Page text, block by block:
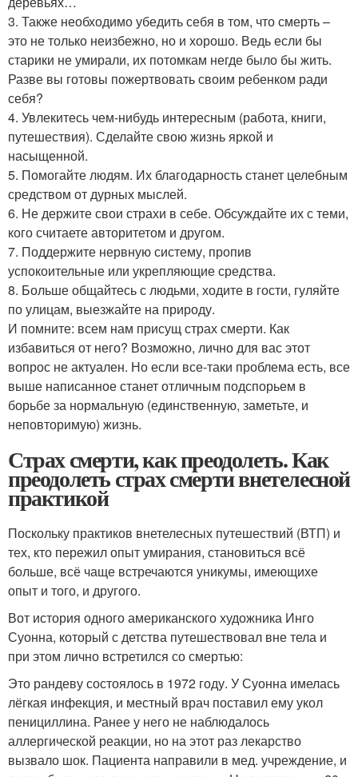
3. Также необходимо убедить себя в том, что смерть –
это не только неизбежно, но и хорошо. Ведь если бы
старики не умирали, их потомкам негде было бы жить.
Разве вы готовы пожертвовать своим ребенком ради
себя?
4. Увлекитесь чем-нибудь интересным (работа, книги,
путешествия). Сделайте свою жизнь яркой и
насыщенной.
5. Помогайте людям. Их благодарность станет целебным
средством от дурных мыслей.
6. Не держите свои страхи в себе. Обсуждайте их с теми,
кого считаете авторитетом и другом.
7. Поддержите нервную систему, пропив
успокоительные или укрепляющие средства.
8. Больше общайтесь с людьми, ходите в гости, гуляйте
по улицам, выезжайте на природу.
И помните: всем нам присущ страх смерти. Как
избавиться от него? Возможно, лично для вас этот
вопрос не актуален. Но если все-таки проблема есть, все
выше написанное станет отличным подспорьем в
борьбе за нормальную (единственную, заметьте, и
неповторимую) жизнь.
Страх смерти, как преодолеть. Как
преодолеть страх смерти внетелесной
практикой
Поскольку практиков внетелесных путешествий (ВТП) и
тех, кто пережил опыт умирания, становиться всё
больше, всё чаще встречаются уникумы, имеющихе
опыт и того, и другого.
Вот история одного американского художника Инго
Суонна, который с детства путешествовал вне тела и
при этом лично встретился со смертью:
Это рандеву состоялось в 1972 году. У Суонна имелась
лёгкая инфекция, и местный врач поставил ему укол
пенициллина. Ранее у него не наблюдалось
аллергической реакции, но на этот раз лекарство
вызвало шок. Пациента направили в мед. учреждение, и